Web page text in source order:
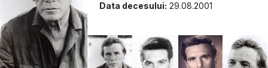
Data decesului: 29.08.2001